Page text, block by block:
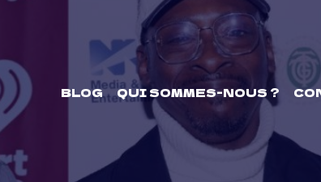
BLOG QUI SOMMES-NOUS ?